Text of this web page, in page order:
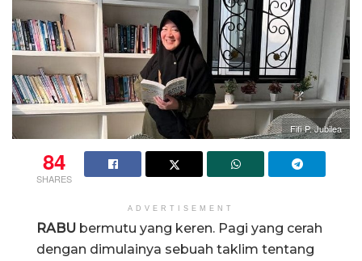
Fifi P. Jubilea
84
SHARES
ADVERTISEMENT
RABU bermutu yang keren. Pagi yang cerah
dengan dimulainya sebuah taklim tentang